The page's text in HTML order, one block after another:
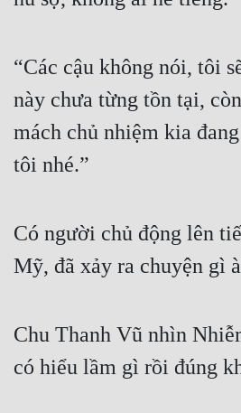
“Các cậu không nói, tôi
này chưa từng tồn tại,
mách chủ nhiệm kia
tôi nhé.”
Có người chủ động lên
Mỹ, đã xảy ra chuyện gì
Chu Thanh Vũ nhìn
có hiểu lầm gì rồi đúng